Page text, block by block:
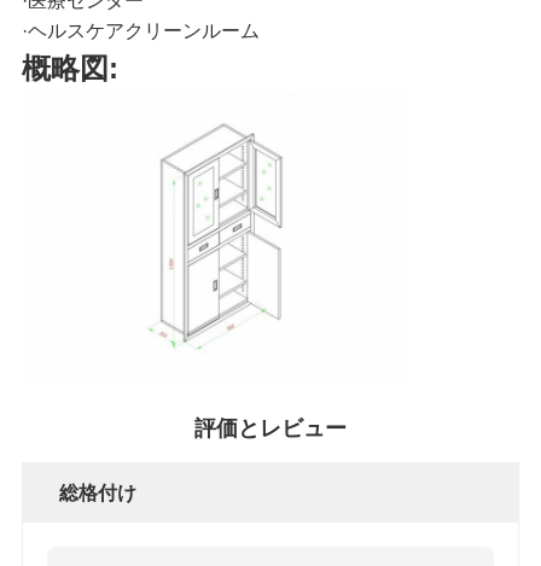
依
頼
·ヘルスケアクリーンルーム
概略図:
評価とレビュー
総格付け